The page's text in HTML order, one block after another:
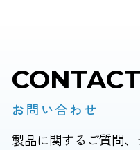
CONTACT
お問い合わせ
製品に関するご質問